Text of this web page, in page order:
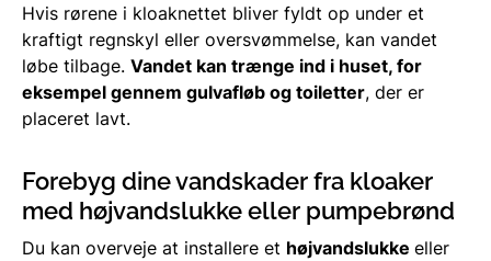
Hvis rørene i kloaknettet bliver fyldt op under et
kraftigt regnskyl eller oversvømmelse, kan vandet
løbe tilbage. Vandet kan trænge ind i huset, for
eksempel gennem gulvafløb og toiletter, der er
placeret lavt.
Forebyg dine vandskader fra kloaker
med højvandslukke eller pumpebrønd
Du kan overveje at installere et højvandslukke eller